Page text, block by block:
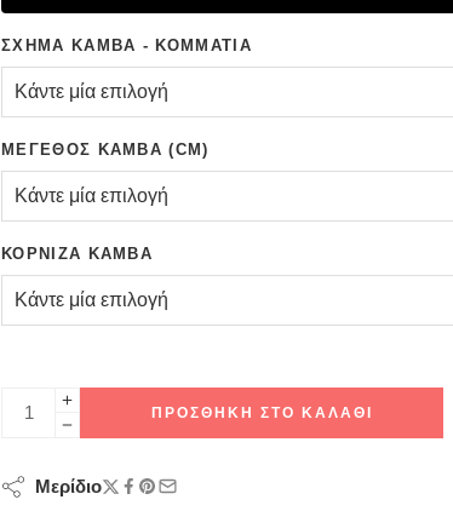
ΣΧΉΜΑ ΚΑΜΒΆ - ΚΟΜΜΆΤΙΑ
ΜΈΓΕΘΟΣ ΚΑΜΒΆ (CM)
ΚΟΡΝΊΖΑ ΚΑΜΒΆ
ΠΡΟΣΘΉΚΗ ΣΤΟ ΚΑΛΆΘΙ
Μερίδιο